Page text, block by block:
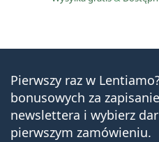
Pierwszy raz w
bonusowych za
newslettera i wybierz
pierwszym zamówieniu.